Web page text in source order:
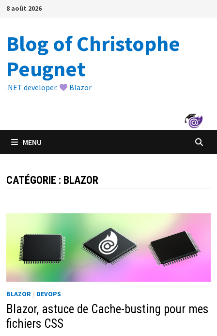
Passer
8 août 2026
Blog of Christophe
Peugnet
.NET developer. Blazor
MENU
CATÉGORIE : BLAZOR
BLAZOR/ DEVOPS
Blazor, astuce de Cache-busting pour mes
fichiers CSS